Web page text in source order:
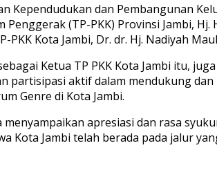
dan Pembangunan
(TP-PKK) Provinsi Jambi, Hj.
Kota Jambi, Dr. dr. Hj. Nadiyah
Ketua TP PKK Kota Jambi itu,
partisipasi aktif dalam mendukung
Genre di Kota Jambi.
apresiasi dan rasa
Jambi telah berada pada jalur